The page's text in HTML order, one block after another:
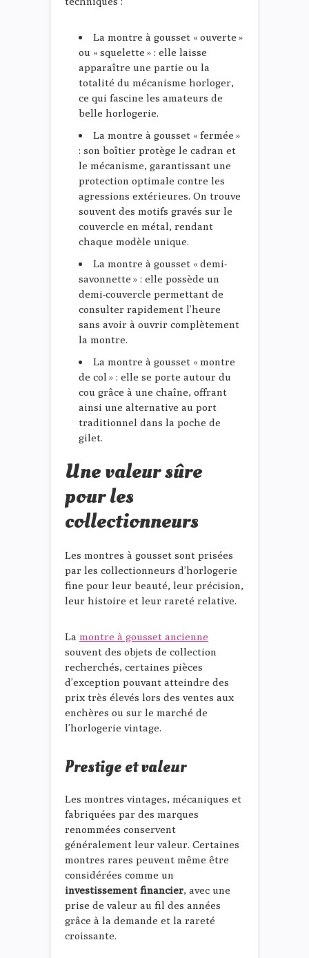
La montre à gousset « ouverte »
ou « squelette » : elle laisse
apparaître une partie ou la
totalité du mécanisme horloger,
ce qui fascine les amateurs de
belle horlogerie.
La montre à gousset « fermée »
: son boîtier protège le cadran et
le mécanisme, garantissant une
protection optimale contre les
agressions extérieures. On trouve
souvent des motifs gravés sur le
couvercle en métal, rendant
chaque modèle unique.
La montre à gousset « demi-
savonnette » : elle possède un
demi-couvercle permettant de
consulter rapidement l’heure
sans avoir à ouvrir complètement
la montre.
La montre à gousset « montre
de col » : elle se porte autour du
cou grâce à une chaîne, offrant
ainsi une alternative au port
traditionnel dans la poche de
gilet.
Une valeur sûre
pour les
collectionneurs
Les montres à gousset sont prisées
par les collectionneurs d’horlogerie
fine pour leur beauté, leur précision,
leur histoire et leur rareté relative.
La montre à gousset ancienne
souvent des objets de collection
recherchés, certaines pièces
d’exception pouvant atteindre des
prix très élevés lors des ventes aux
enchères ou sur le marché de
l’horlogerie vintage.
Prestige et valeur
Les montres vintages, mécaniques et
fabriquées par des marques
renommées conservent
généralement leur valeur. Certaines
montres rares peuvent même être
considérées comme un
investissement financier, avec une
prise de valeur au fil des années
grâce à la demande et la rareté
croissante.